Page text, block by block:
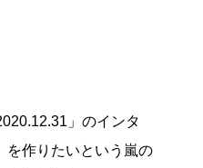
」のインタ
を作りたいという嵐の